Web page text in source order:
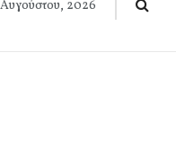
2026